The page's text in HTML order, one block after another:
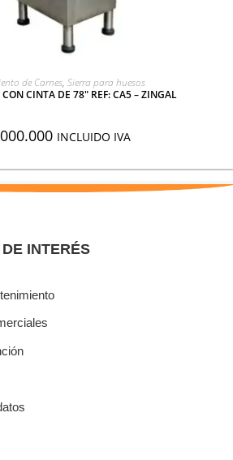
A COTIZACIÓN
de Carnes, Sierra para huesos
CINTA DE 78″ REF: CA5 – ZINGAL
INCLUIDO IVA
INTERÉS